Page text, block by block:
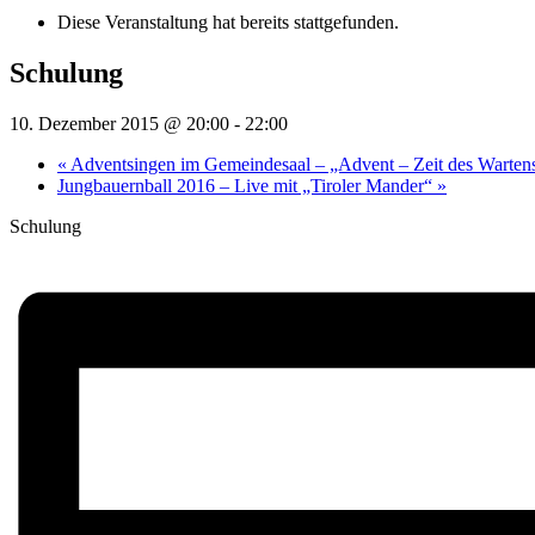
Diese Veranstaltung hat bereits stattgefunden.
Schulung
10. Dezember 2015 @ 20:00 - 22:00
« Adventsingen im Gemeindesaal – „Advent – Zeit des
Jungbauernball 2016 – Live mit „Tiroler Mander“ »
Schulung